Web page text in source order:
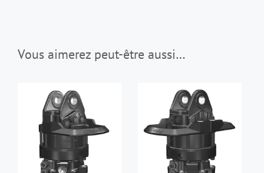
Vous aimerez peut-être aussi…
AJOUTER AU
PANIER
/
DÉTAILS
AJOUTER AU
PANIER
DÉTAILS